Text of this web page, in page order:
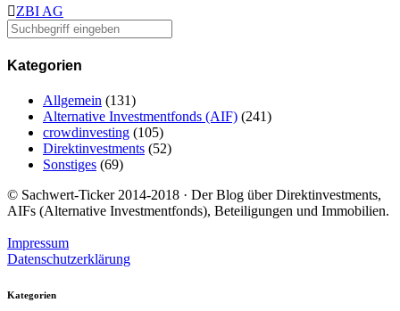
ZBI AG
Kategorien
Allgemein (131)
Alternative Investmentfonds (AIF) (241)
crowdinvesting (105)
Direktinvestments (52)
Sonstiges (69)
© Sachwert-Ticker 2014-2018 · Der Blog über Direktinvestments,
AIFs (Alternative Investmentfonds), Beteiligungen und Immobilien.
Impressum
Datenschutzerklärung
Kategorien